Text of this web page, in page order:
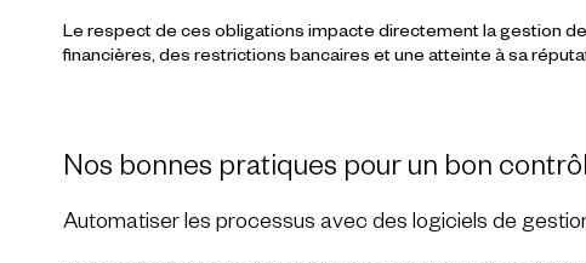
Le respect de ces obligations impacte directement lagestion
financières, des restrictions bancaires et une atteinte à sa
Nos bonnes pratiques pour un bon
Automatiser les processus avec des logiciels de